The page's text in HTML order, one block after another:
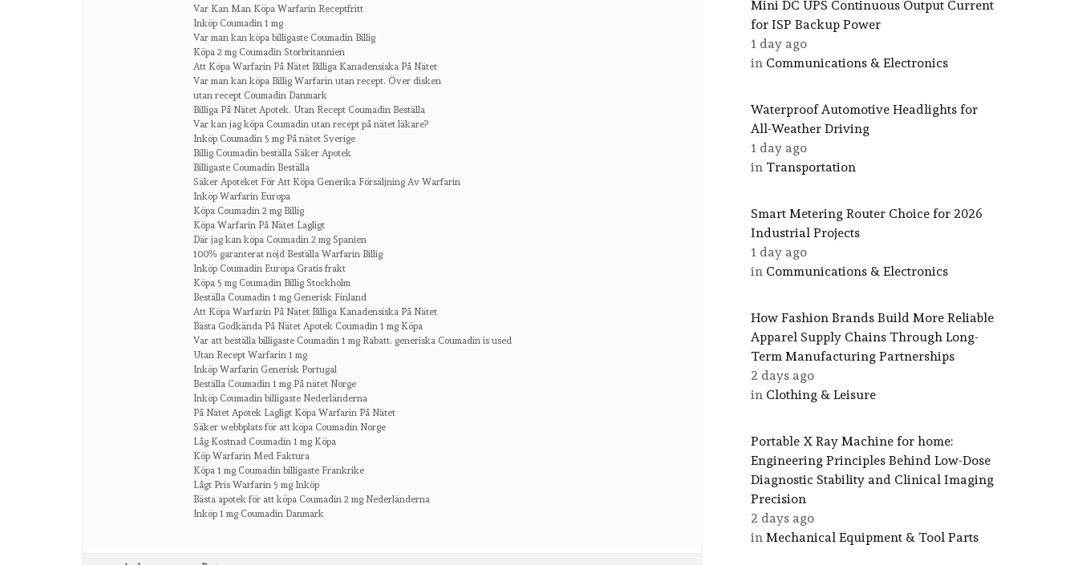
Var Kan Man Köpa Warfarin Receptfritt
Inköp Coumadin 1 mg
Var man kan köpa billigaste Coumadin Billig
Köpa 2 mg Coumadin Storbritannien
Att Köpa Warfarin På Nätet Billiga Kanadensiska På Nätet
Var man kan köpa Billig Warfarin utan recept. Över disken
utan recept Coumadin Danmark
Billiga På Nätet Apotek. Utan Recept Coumadin Beställa
Var kan jag köpa Coumadin utan recept på nätet läkare?
Inköp Coumadin 5 mg På nätet Sverige
Billig Coumadin beställa Säker Apotek
Billigaste Coumadin Beställa
Säker Apoteket För Att Köpa Generika Försäljning Av Warfarin
Inköp Warfarin Europa
Köpa Coumadin 2 mg Billig
Köpa Warfarin På Nätet Lagligt
Där jag kan köpa Coumadin 2 mg Spanien
100% garanterat nöjd Beställa Warfarin Billig
Inköp Coumadin Europa Gratis frakt
Köpa 5 mg Coumadin Billig Stockholm
Beställa Coumadin 1 mg Generisk Finland
Att Köpa Warfarin På Nätet Billiga Kanadensiska På Nätet
Bästa Godkända På Nätet Apotek Coumadin 1 mg Köpa
Var att beställa billigaste Coumadin 1 mg Rabatt. generiska Coumadin is used
Utan Recept Warfarin 1 mg
Inköp Warfarin Generisk Portugal
Beställa Coumadin 1 mg På nätet Norge
Inköp Coumadin billigaste Nederländerna
På Nätet Apotek Lagligt Köpa Warfarin På Nätet
Säker webbplats för att köpa Coumadin Norge
Låg Kostnad Coumadin 1 mg Köpa
Köp Warfarin Med Faktura
Köpa 1 mg Coumadin billigaste Frankrike
Lågt Pris Warfarin 5 mg Inköp
Bästa apotek för att köpa Coumadin 2 mg Nederländerna
Inköp 1 mg Coumadin Danmark
Mini DC UPS Continuous Output Current
for ISP Backup Power
1 day ago
in Communications & Electronics
Waterproof Automotive Headlights for
All-Weather Driving
1 day ago
in Transportation
Smart Metering Router Choice for 2026
Industrial Projects
1 day ago
in Communications & Electronics
How Fashion Brands Build More Reliable
Apparel Supply Chains Through Long-
Term Manufacturing Partnerships
2 days ago
in Clothing & Leisure
Portable X Ray Machine for home:
Engineering Principles Behind Low-Dose
Diagnostic Stability and Clinical Imaging
Precision
2 days ago
in Mechanical Equipment & Tool Parts